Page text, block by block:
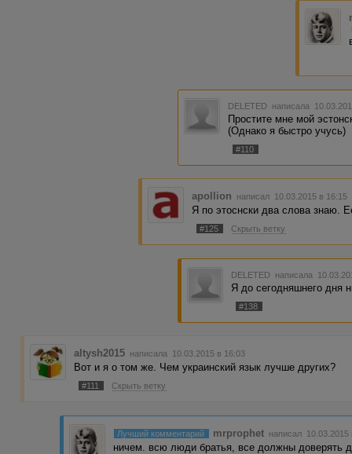
DELETED написала
Простите мне мой
(Однако я быстро учусь)
#110
apollion написал 10.03.2015 в 16:15
Я по этоснски два слова знаю.
#125 Скрыть ветку
DELETED написала
Я до сегодняшнего дня
#138
altysh2015 написала 10.03.2015 в 16:03
Вот и я о том же. Чем украинский язык лучше других?
#111 Скрыть ветку
Лучший комментарий mrprophet написал
ничем. всю люди братья, все должны доверять